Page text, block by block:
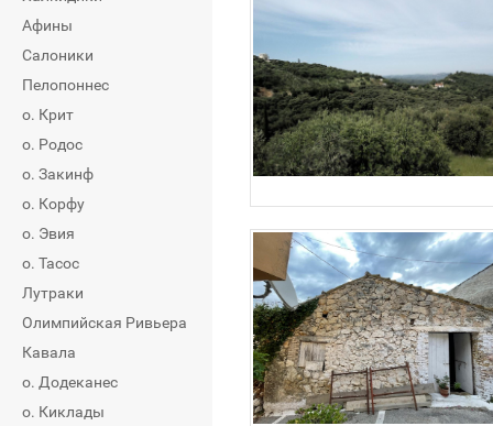
Афины
Салоники
Пелопоннес
о. Крит
о. Родос
о. Закинф
о. Корфу
о. Эвия
о. Тасос
Лутраки
Олимпийская Ривьера
Кавала
о. Додеканес
о. Киклады